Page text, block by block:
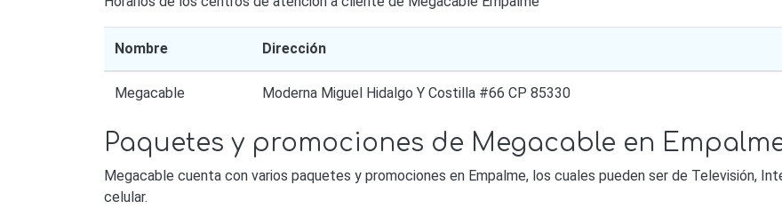
Nombre Dirección
Megacable Moderna Miguel Hidalgo Y Costilla #66 CP 85330
Paquetes y promociones de Megacable en
Megacable cuenta con varios paquetes y promociones en Empalme, los cuales pueden ser de Televisión,
celular.